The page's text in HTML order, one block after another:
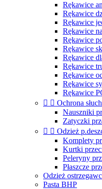
Rękawice
Rękawice
Rękawice
Rękawice
Rękawice
Rękawice
Rękawice
Rękawice
Rękawice
Rękawice
Rękawice
  Ochrona
Nauszniki
Zatyczki
  Odzież
Komplety
Kurtki
Peleryny
Płaszcze
Odzież
Pasta BHP